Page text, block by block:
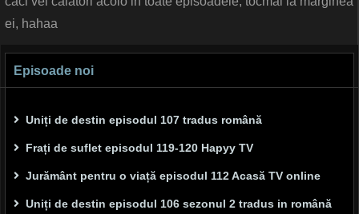
ei, hahaa
Episoade noi
Uniți de destin episodul 107 tradus română
Frați de suflet episodul 119-120 Hapyy TV
Jurământ pentru o viață episodul 112 Acasă TV online
Uniți de destin episodul 106 sezonul 2 tradus in română